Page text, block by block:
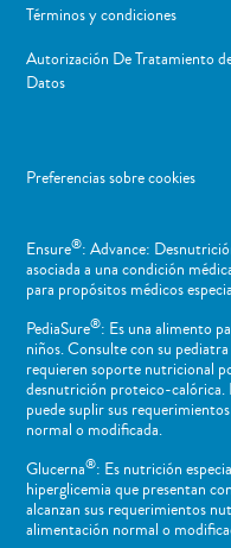
Términos y condiciones
Autorización De Tratamiento
Datos
Preferencias sobre cookies
Ensure®: Advance:
asociada a una condición
para propósitos médicos
PediaSure®: Es una alimento
niños​. Consulte con su
requieren soporte nutricional
desnutrición proteico-calórica.
puede suplir sus
normal o ​modificada.
Glucerna®: Es nutrición
hiperglicemia que presentan
alcanzan sus requerimientos
alimentación normal o